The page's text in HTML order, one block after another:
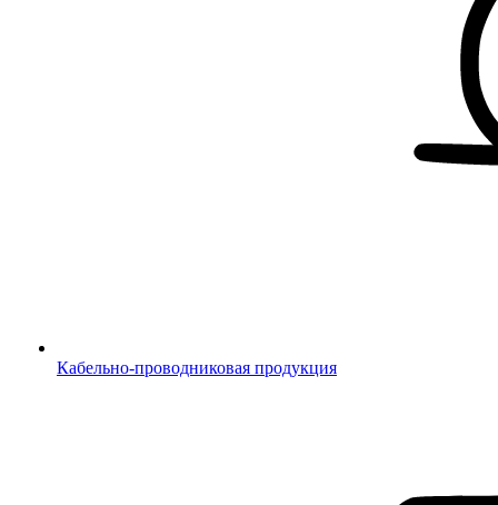
Кабельно-проводниковая продукция